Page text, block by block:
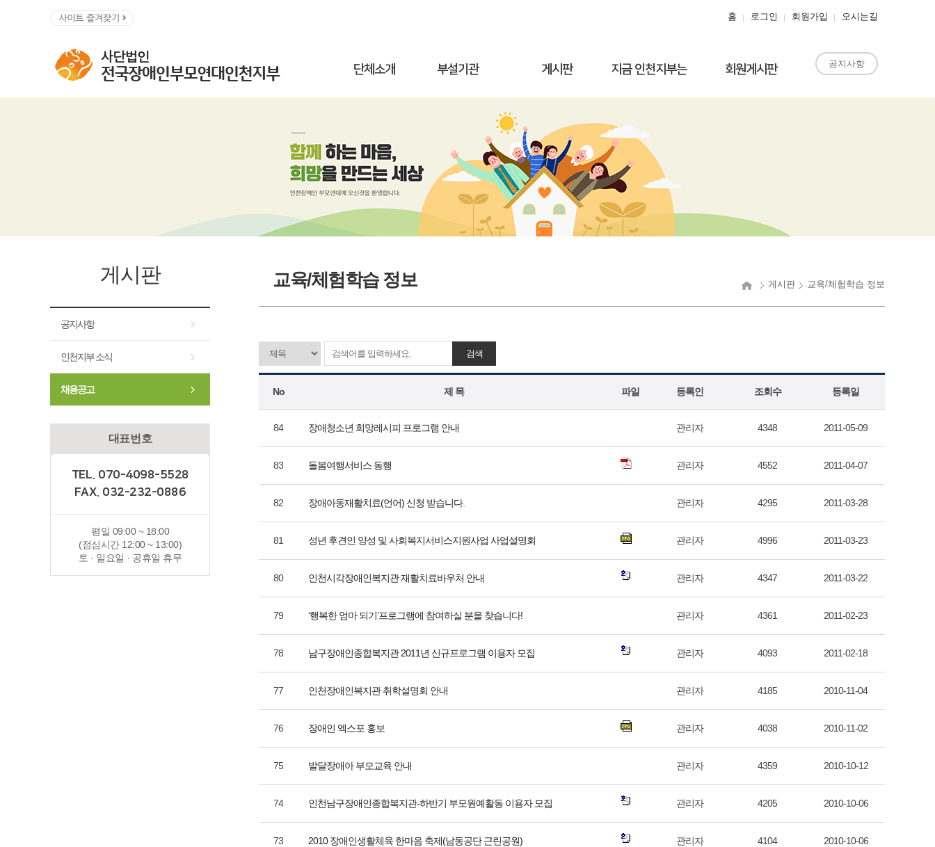
홈 로그인 회원가입 오시는길
단체소개 부설기관 게시판 지금 인천지부는 회원게시판 공지사항
게시판
공지사항
인천지부 소식
채용공고
대표번호
TEL. 070-4098-5528
FAX. 032-232-0886
평일 09:00 ~ 18:00
(점심시간 12:00 ~ 13:00)
토 · 일요일 · 공휴일 휴무
교육/체험학습 정보 게시판 교육/체험학습 정보
검색
No 제 목 파일 등록인 조회수 등록일
84 장애청소년 희망레시피 프로그램 안내 관리자 4348 2011-05-09
83 돌봄여행서비스 동행 관리자 4552 2011-04-07
82 장애아동재활치료(언어) 신청 받습니다. 관리자 4295 2011-03-28
81 성년 후견인 양성 및 사회복지서비스지원사업 사업설명회 관리자 4996 2011-03-23
80 인천시각장애인복지관 재활치료바우처 안내 관리자 4347 2011-03-22
79 ‘행복한 엄마 되기’프로그램에 참여하실 분을 찾습니다! 관리자 4361 2011-02-23
78 남구장애인종합복지관 2011년 신규프로그램 이용자 모집 관리자 4093 2011-02-18
77 인천장애인복지관 취학설명회 안내 관리자 4185 2010-11-04
76 장애인 엑스포 홍보 관리자 4038 2010-11-02
75 발달장애아 부모교육 안내 관리자 4359 2010-10-12
74 인천남구장애인종합복지관-하반기 부모원예활동 이용자 모집 관리자 4205 2010-10-06
73 2010 장애인생활체육 한마음 축제(남동공단 근린공원) 관리자 4104 2010-10-06